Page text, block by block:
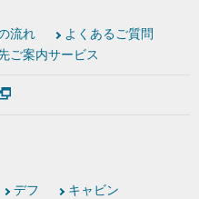
流れ
よくあるご質問
ご案内サービス
デフ
キャビン